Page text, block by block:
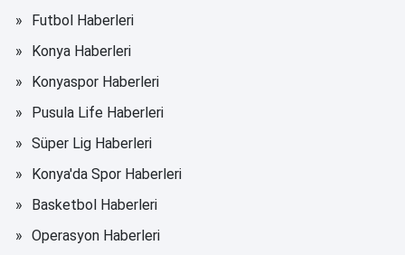
Futbol Haberleri
Konya Haberleri
Konyaspor Haberleri
Pusula Life Haberleri
Süper Lig Haberleri
Konya'da Spor Haberleri
Basketbol Haberleri
Operasyon Haberleri